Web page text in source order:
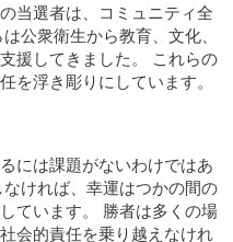
当選者は、コミュニティ全
公衆衛生から教育、文化、
援してきました。 これらの
を浮き彫りにしています。
には課題がないわけではあ
ければ、幸運はつかの間の
ています。 勝者は多くの場
会的責任を乗り越えなけれ